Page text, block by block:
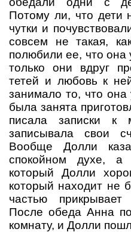
Потому ли, что дети
чутки и
совсем не такая,
полюбили ее, что она
только они вдруг
тетей и любовь к
занимало то, что она
была занята
писала записки к
записывала свои
Вообще Долли
спокойном духе,
который Долли
который находит не
частью
После обеда Анна
комнату, и Долли